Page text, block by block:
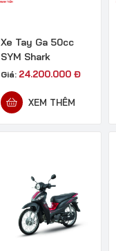
Xe Tay Ga 50cc
SYM Shark
Giá: 24.200.000 Đ
XEM THÊM